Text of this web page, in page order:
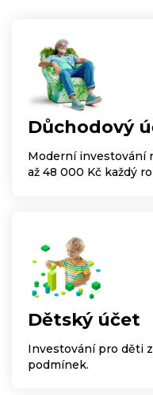
Důchodový
Moderní investování
až 48 000 Kč každý
Dětský účet
Investování pro děti
podmínek.